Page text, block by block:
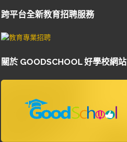
跨平台全新教育招聘服務
關於 GOODSCHOOL 好學校網站